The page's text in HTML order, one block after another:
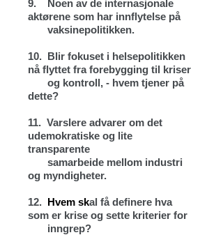
9.
Noen av de internasjonale
aktørene som har innflytelse på
vaksinepolitikken.
10. Blir fokuset i helsepolitikken
nå flyttet fra forebygging til kriser
og kontroll, - hvem tjener på
dette?
11. Varslere advarer om det
udemokratiske og lite
transparente
samarbeide mellom industri
og myndigheter.
12. Hvem skal få definere hva
som er krise og sette kriterier for
inngrep?